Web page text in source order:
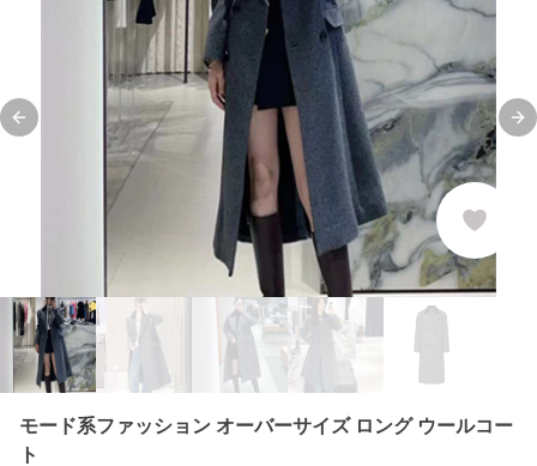
Previous slide
モード系ファッション オーバーサイズ ロング ウールコー
ト